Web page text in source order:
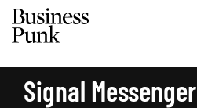
Signal Messenger